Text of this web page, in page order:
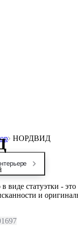
НОРДВИД
виде статуэтки -
и